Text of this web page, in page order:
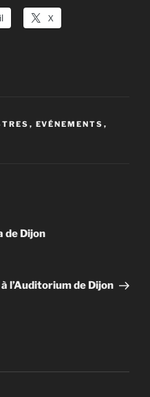
X
, EVÉNEMENTS ,
de Dijon
l’Auditorium de Dijon